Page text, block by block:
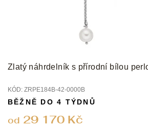
Zlatý náhrdelník s přírodní bílou
KÓD: ZRPE184B-42-0000B
od 29 170 Kč
BĚŽNĚ DO 4 TÝDNŮ